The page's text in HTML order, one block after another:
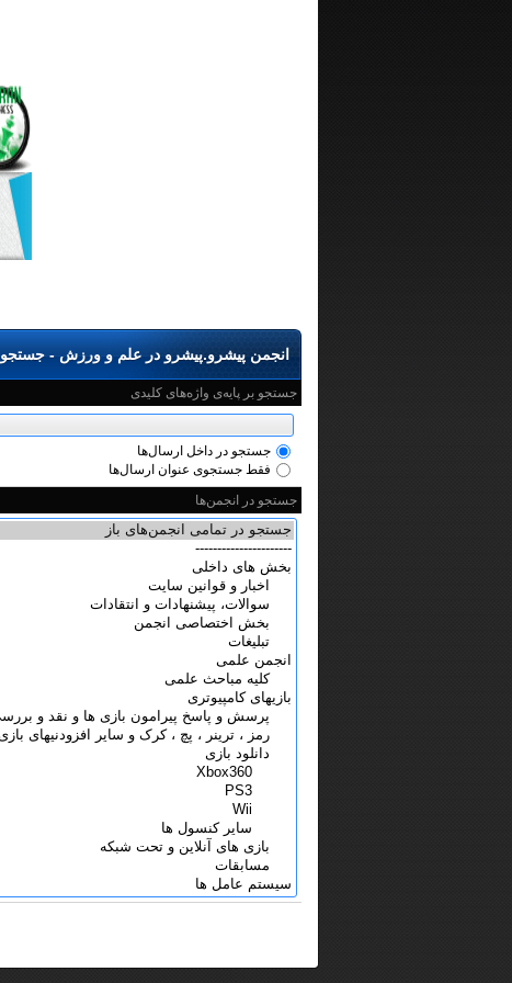
انجمن پیشرو.پیشرو در علم و ورزش - جستجو
جستجو بر پایه‌ی واژه‌های کلیدی
جستجو در داخل ارسال‌ها
فقط جستجوی عنوان ارسال‌ها
جستجو در انجمن‌ها